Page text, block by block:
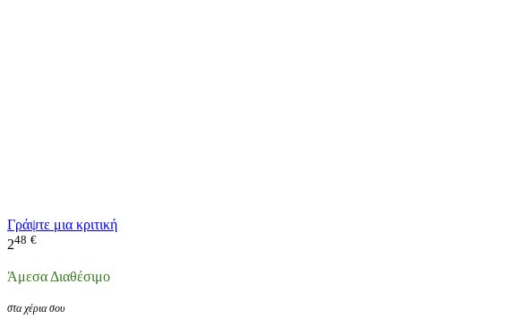
Γράψτε μια κριτική
248 €
Άμεσα Διαθέσιμο
στα χέρια σου